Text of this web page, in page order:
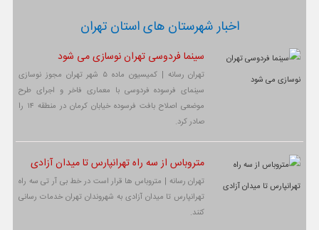
اخبار شهرستان های استان تهران
سینما فردوسی تهران نوسازی می شود
تهران رسانه | کمیسیون ماده ۵ شهر تهران مجوز نوسازی
سینمای فرسوده فردوسی با معماری فاخر و اجرای طرح
موضعی اصلاح بافت فرسوده خیابان کرمان در منطقه ۱۴ را
صادر کرد.
متروباس از سه راه تهرانپارس تا میدان آزادی
تهران رسانه | متروباس ها قرار است در خط بی آر تی سه راه
تهرانپارس تا میدان آزادی به شهروندان تهران خدمات رسانی
کنند.